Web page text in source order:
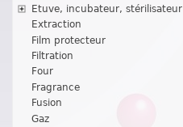
Etuve, incubateur, stérilisateur
Extraction
Film protecteur
Filtration
Four
Fragrance
Fusion
Gaz